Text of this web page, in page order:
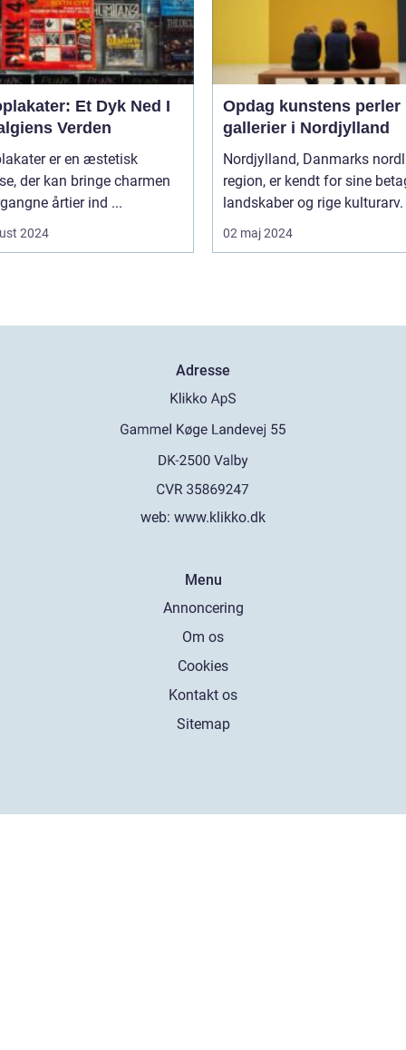
Et Dyk Ned I
Verden
er en æstetisk
der kan bringe charmen
årtier ind ...
2024
Opdag kunstens perler
gallerier i Nordjylland
Nordjylland, Danmarks
region, er kendt for sine
landskaber og rige kulturarv.
02 maj 2024
Adresse
web: www.klikko.dk
Menu
Annoncering
Om os
Cookies
Kontakt os
Sitemap